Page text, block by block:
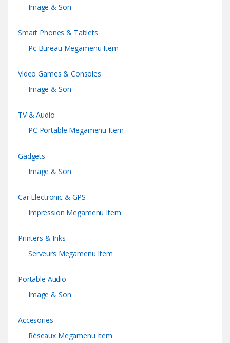
Image & Son
Smart Phones & Tablets
Pc Bureau Megamenu Item
Video Games & Consoles
Image & Son
TV & Audio
PC Portable Megamenu Item
Gadgets
Image & Son
Car Electronic & GPS
Impression Megamenu Item
Printers & Inks
Serveurs Megamenu Item
Portable Audio
Image & Son
Accesories
Réseaux Megamenu Item